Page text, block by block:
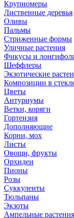
Крупномеры
Лиственные деревья
Оливы
Пальмы
Стриженные формы
Уличные растения
Фикусы и
Шеффлеры
Экзотические
Композиции в
Цветы
Антуриумы
Ветки, коряги
Гортензия
Дополняющие
Корни, мох
Листы
Овощи, фрукты
Орхидеи
Пионы
Розы
Суккуленты
Тюльпаны
Экзоты
Ампельные растения